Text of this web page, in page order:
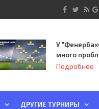
У
много
Но он опасен
Подробнее
ДРУГИЕ ТУРНИРЫ